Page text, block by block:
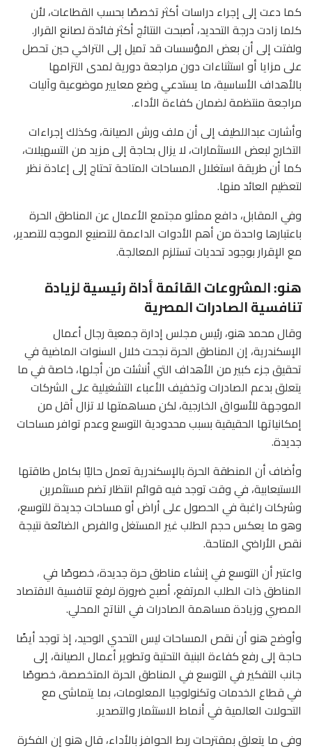
كما دعت إلى إجراء دراسات أكثر تخصصًا بحسب القطاعات، لأن
كلما زادت درجة التحديد، أصبحت النتائج أكثر فائدة لصانع القرار.
ولفتت إلى أن بعض المؤسسات قد تميل إلى التراخي حين تحصل
على مزايا أو استثناءات دون مراجعة دورية لمدى التزامها
بالأهداف الأساسية، ما يستدعي وضع معايير موضوعية وآليات
مراجعة منتظمة لضمان كفاءة الأداء.
وأشارت عبداللطيف إلى أن ملف ورش الصيانة، وكذلك إجراءات
التخارج لبعض الاستثمارات، لا يزال بحاجة إلى مزيد من التسهيلات،
كما أن طريقة استغلال المساحات المتاحة تحتاج إلى إعادة نظر
لتعظيم العائد منها.
وفي المقابل، دافع ممثلو مجتمع الأعمال عن المناطق الحرة
باعتبارها واحدة من أهم الأدوات الداعمة للتصنيع الموجه للتصدير،
مع الإقرار بوجود تحديات تستلزم المعالجة.
هنو: المشروعات القائمة أداة رئيسية لزيادة
تنافسية الصادرات المصرية
وقال محمد هنو، رئيس مجلس إدارة جمعية رجال أعمال
الإسكندرية، إن المناطق الحرة نجحت خلال السنوات الماضية في
تحقيق جزء كبير من الأهداف التي أنشئت من أجلها، خاصة في ما
يتعلق بدعم الصادرات وتخفيف الأعباء التشغيلية على الشركات
الموجهة للأسواق الخارجية، لكن مساهمتها لا تزال أقل من
إمكانياتها الحقيقية بسبب محدودية التوسع وعدم توافر مساحات
جديدة.
وأضاف أن المنطقة الحرة بالإسكندرية تعمل حاليًا بكامل طاقتها
الاستيعابية، في وقت توجد فيه قوائم انتظار تضم مستثمرين
وشركات راغبة في الحصول على أراض أو مساحات جديدة للتوسع،
وهو ما يعكس حجم الطلب غير المستغل والفرص الضائعة نتيجة
نقص الأراضي المتاحة.
واعتبر أن التوسع في إنشاء مناطق حرة جديدة، خصوصًا في
المناطق ذات الطلب المرتفع، أصبح ضرورة لرفع تنافسية الاقتصاد
المصري وزيادة مساهمة الصادرات في الناتج المحلي.
وأوضح هنو أن نقص المساحات ليس التحدي الوحيد، إذ توجد أيضًا
حاجة إلى رفع كفاءة البنية التحتية وتطوير أعمال الصيانة، إلى
جانب التفكير في التوسع في المناطق الحرة المتخصصة، خصوصًا
في قطاع الخدمات وتكنولوجيا المعلومات، بما يتماشى مع
التحولات العالمية في أنماط الاستثمار والتصدير.
وفي ما يتعلق بمقترحات ربط الحوافز بالأداء، قال هنو إن الفكرة